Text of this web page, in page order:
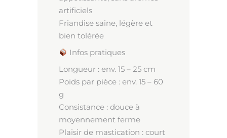
artificiels
Friandise saine, légère et
bien tolérée
Infos pratiques
Longueur : env. 15 – 25 cm
Poids par pièce : env. 15 – 60
g
Consistance : douce à
moyennement ferme
Plaisir de mastication : court